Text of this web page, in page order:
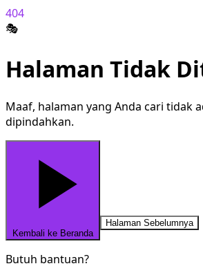
404
🎭
Halaman Tidak
Maaf, halaman yang Anda cari tidak
dipindahkan.
Kembali ke Beranda
Halaman Sebelumnya
Butuh bantuan?